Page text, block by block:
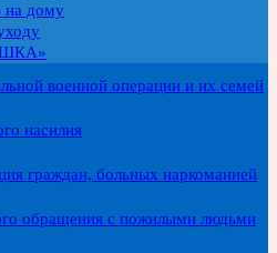
на дому
военной операции и их семей
насилия
граждан, больных наркоманией
обращения с пожилыми людьми